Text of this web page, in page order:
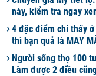
này, kiểm tra ngay
4 đặc điểm chỉ thấy
thì bạn quả là MAY
Người sống thọ 100
Làm được 2 điều